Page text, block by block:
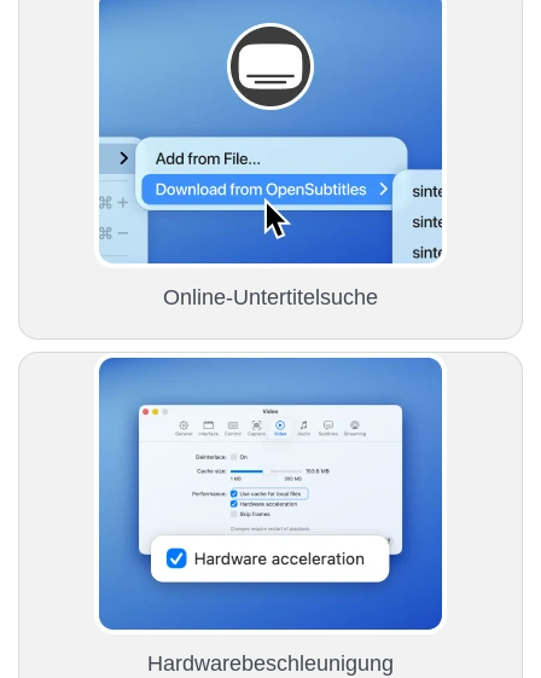
Online-Untertitelsuche
Hardwarebeschleunigung